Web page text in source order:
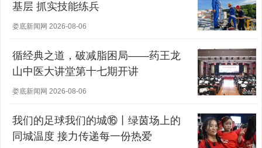
基层 抓实技能练兵
娄底新闻网 2026-08-06
循经典之道，破减脂困局——药王龙
山中医大讲堂第十七期开讲
娄底新闻网 2026-08-06
我们的足球我们的城⑯丨绿茵场上的
同城温度 接力传递每一份热爱